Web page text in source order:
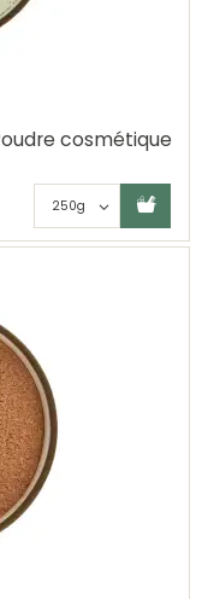
cosmétique
Ajouter au panier